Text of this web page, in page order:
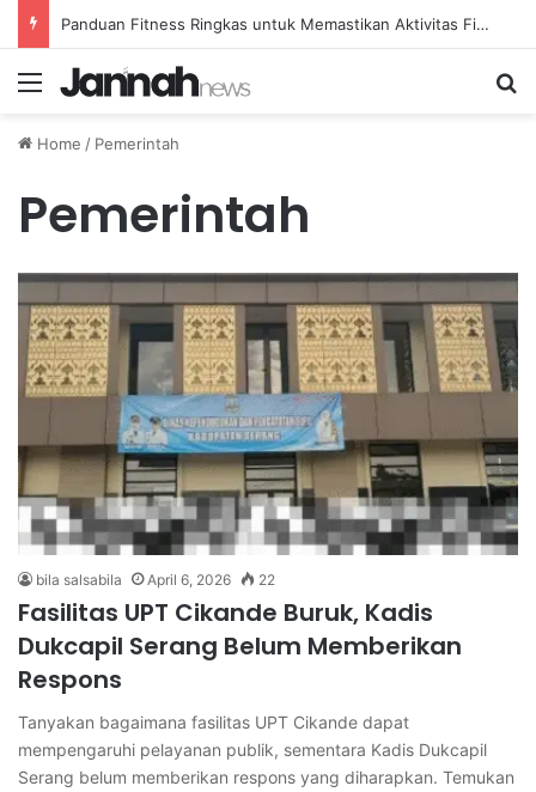
Panduan Fitness Ringkas untuk Memastikan Aktivitas Fisik Anda Tetap Konsisten
Menu
Home / Pemerintah
Pemerintah
bila salsabila April 6, 2026 22
Fasilitas UPT Cikande Buruk, Kadis
Dukcapil Serang Belum Memberikan
Respons
Tanyakan bagaimana fasilitas UPT Cikande dapat
mempengaruhi pelayanan publik, sementara Kadis Dukcapil
Serang belum memberikan respons yang diharapkan. Temukan